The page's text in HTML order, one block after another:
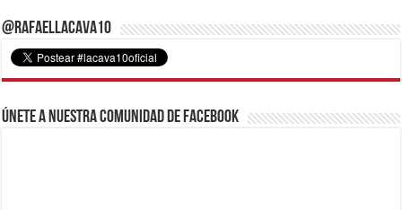
@RafaelLacava10
Únete a nuestra comunidad de Facebook